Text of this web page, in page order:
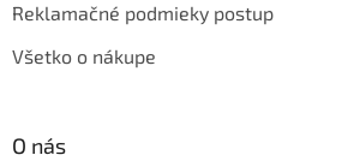
Reklamačné podmieky postup
Všetko o nákupe
O nás